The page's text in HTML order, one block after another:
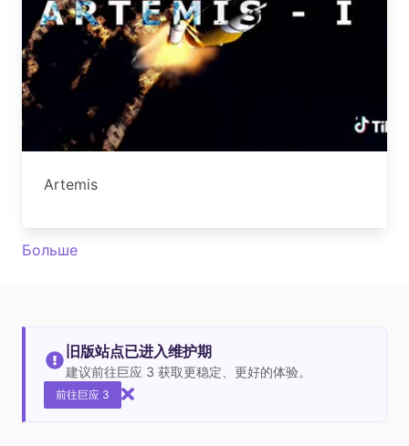
Artemis
Больше
旧版站点已进入维护期
建议前往巨应 3 获取更稳定、更好的体验。
前往巨应 3